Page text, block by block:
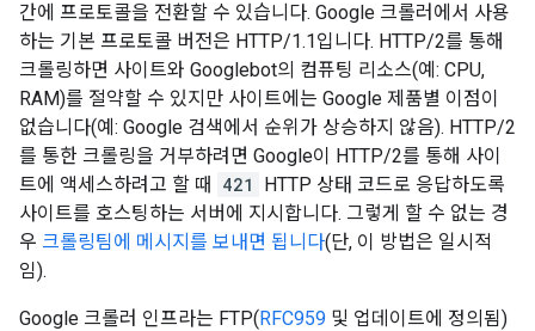
간에 프로토콜을 전환할 수 있습니다. Google 크롤러에서 사용
하는 기본 프로토콜 버전은 HTTP/1.1입니다. HTTP/2를 통해
크롤링하면 사이트와 Googlebot의 컴퓨팅 리소스(예: CPU,
RAM)를 절약할 수 있지만 사이트에는 Google 제품별 이점이
없습니다(예: Google 검색에서 순위가 상승하지 않음). HTTP/2
를 통한 크롤링을 거부하려면 Google이 HTTP/2를 통해 사이
트에 액세스하려고 할 때
421
HTTP 상태 코드로 응답하도록
사이트를 호스팅하는 서버에 지시합니다. 그렇게 할 수 없는 경
우 크롤링팀에 메시지를 보내면 됩니다(단, 이 방법은 일시적
임).
Google 크롤러 인프라는 FTP(RFC959 및 업데이트에 정의됨)